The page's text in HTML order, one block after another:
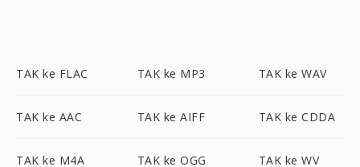
TAK ke FLAC TAK ke MP3 TAK ke WAV
TAK ke AAC TAK ke AIFF TAK ke CDDA
TAK ke M4A TAK ke OGG TAK ke WV